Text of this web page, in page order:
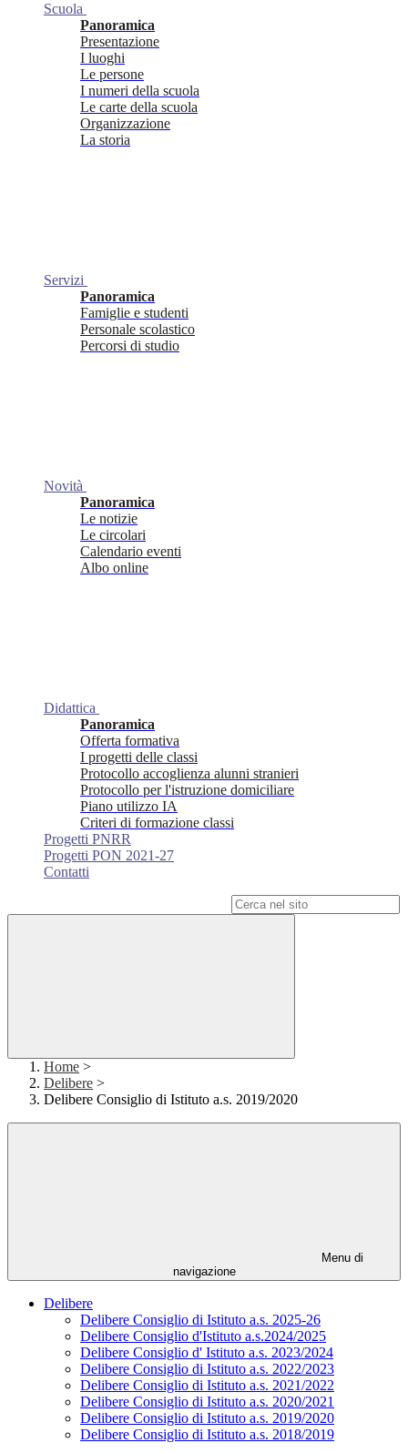
Scuola
Panoramica
Presentazione
I luoghi
Le persone
I numeri della scuola
Le carte della scuola
Organizzazione
La storia
Servizi
Panoramica
Famiglie e studenti
Personale scolastico
Percorsi di studio
Novità
Panoramica
Le notizie
Le circolari
Calendario eventi
Albo online
Didattica
Panoramica
Offerta formativa
I progetti delle classi
Protocollo accoglienza alunni stranieri
Protocollo per l'istruzione domiciliare
Piano utilizzo IA
Criteri di formazione classi
Progetti PNRR
Progetti PON 2021-27
Contatti
Home >
Delibere >
Delibere Consiglio di Istituto a.s. 2019/2020
Menu di
navigazione
Delibere
Delibere Consiglio di Istituto a.s. 2025-26
Delibere Consiglio d'Istituto a.s.2024/2025
Delibere Consiglio d' Istituto a.s. 2023/2024
Delibere Consiglio di Istituto a.s. 2022/2023
Delibere Consiglio di Istituto a.s. 2021/2022
Delibere Consiglio di Istituto a.s. 2020/2021
Delibere Consiglio di Istituto a.s. 2019/2020
Delibere Consiglio di Istituto a.s. 2018/2019